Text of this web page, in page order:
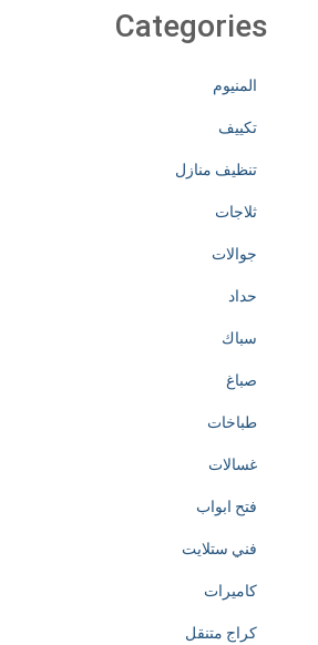
Categories
المنيوم
تكييف
تنظيف منازل
ثلاجات
جوالات
حداد
سباك
صباغ
طباخات
غسالات
فتح ابواب
فني ستلايت
كاميرات
كراج متنقل